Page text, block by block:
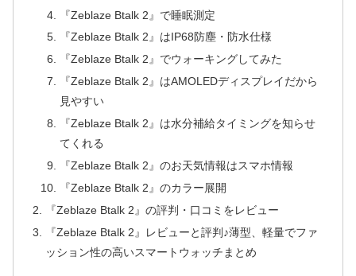
『Zeblaze Btalk 2』で睡眠測定
『Zeblaze Btalk 2』はIP68防塵・防水仕様
『Zeblaze Btalk 2』でウォーキングしてみた
『Zeblaze Btalk 2』はAMOLEDディスプレイだから
見やすい
『Zeblaze Btalk 2』は水分補給タイミングを知らせ
てくれる
『Zeblaze Btalk 2』のお天気情報はスマホ情報
『Zeblaze Btalk 2』のカラー展開
『Zeblaze Btalk 2』の評判・口コミをレビュー
『Zeblaze Btalk 2』レビューと評判♪薄型、軽量でファ
ッション性の高いスマートウォッチまとめ